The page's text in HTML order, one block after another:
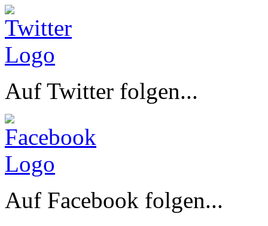
Auf Twitter folgen...
Auf Facebook folgen...